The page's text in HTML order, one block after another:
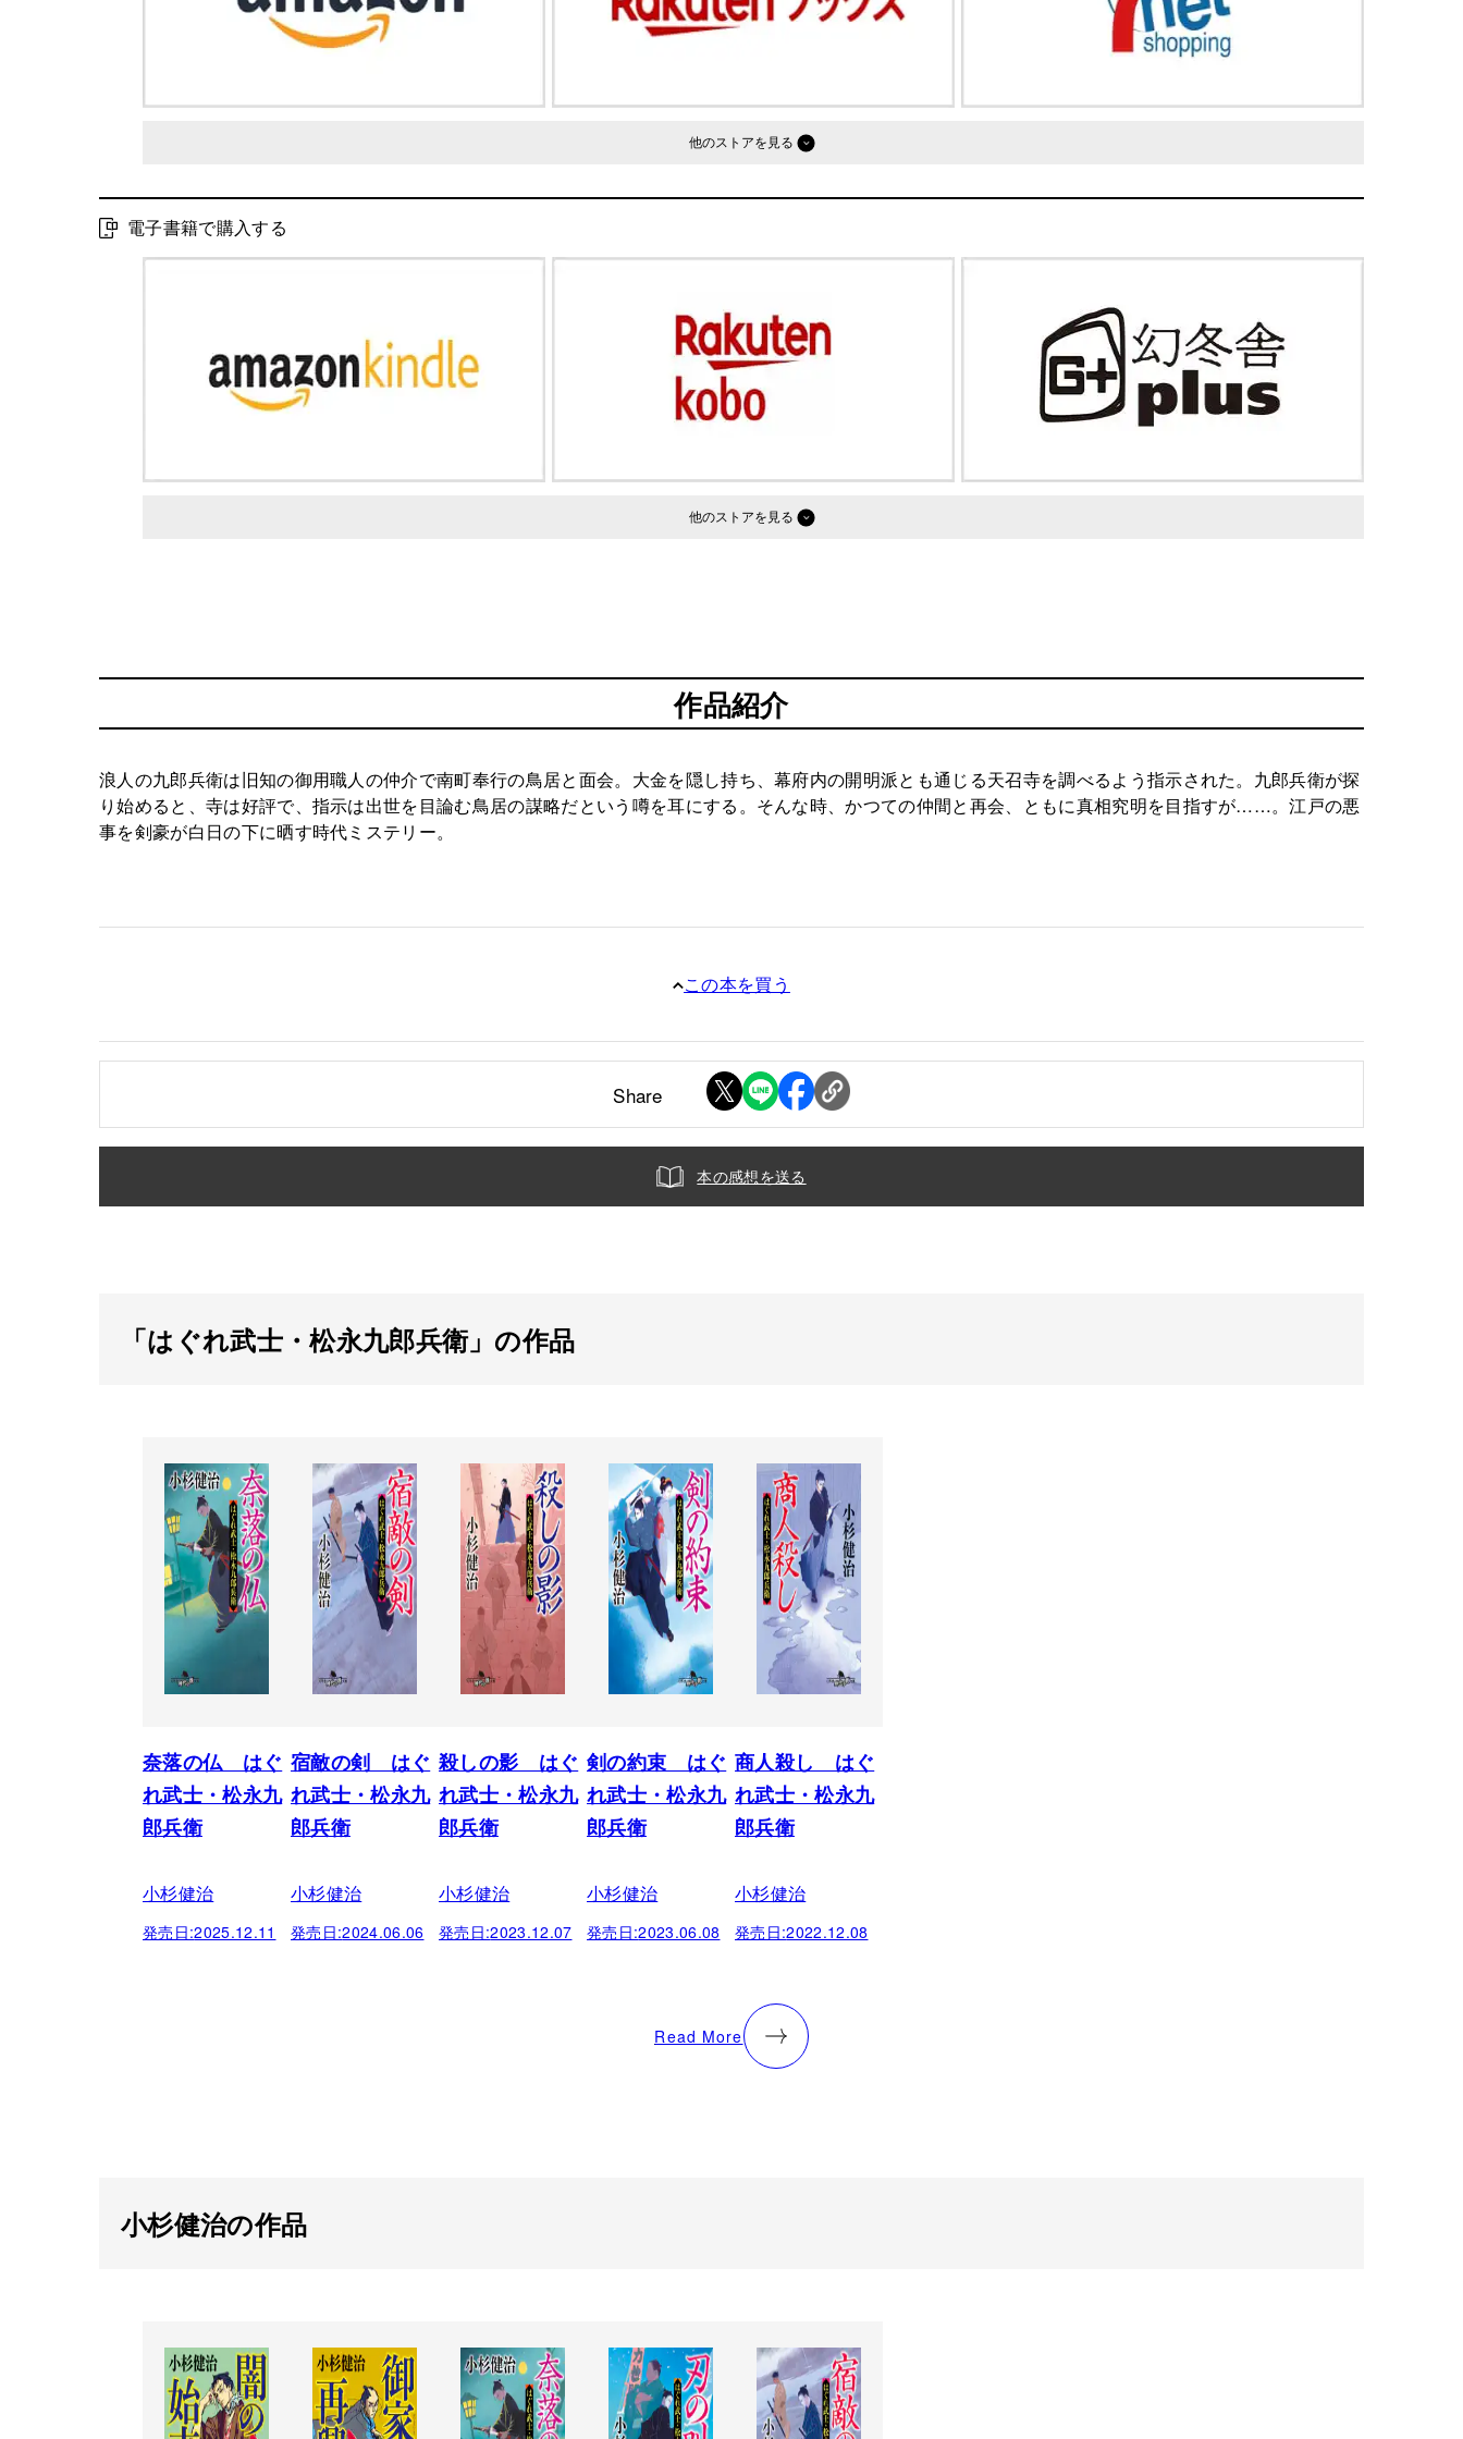
他のストア
電子書籍で購入する
他のストア
作品紹介
浪人の九郎兵衛は旧知の御用職人の仲介で南町奉行の鳥居と面会。大金を隠し持ち、幕府内の開明派とも通じる天召寺を調べるよう指示された。九郎兵衛が探
り始めると、寺は好評で、指示は出世を目論む鳥居の謀略だという噂を耳にする。そんな時、かつての仲間と再会、ともに真相究明を目指すが……。江戸の悪
事を剣豪が白日の下に晒す時代ミステリー。
この本を買う
Share
本の感想を送る
「はぐれ武士・松永九郎兵衛」の作品
奈落の仏 はぐ
れ武士・松永九
郎兵衛
小杉健治
発売日:2025.12.11
宿敵の剣 はぐ
れ武士・松永九
郎兵衛
小杉健治
発売日:2024.06.06
殺しの影 はぐ
れ武士・松永九
郎兵衛
小杉健治
発売日:2023.12.07
剣の約束 はぐ
れ武士・松永九
郎兵衛
小杉健治
発売日:2023.06.08
商人殺し はぐ
れ武士・松永九
郎兵衛
小杉健治
発売日:2022.12.08
Read More
小杉健治の作品